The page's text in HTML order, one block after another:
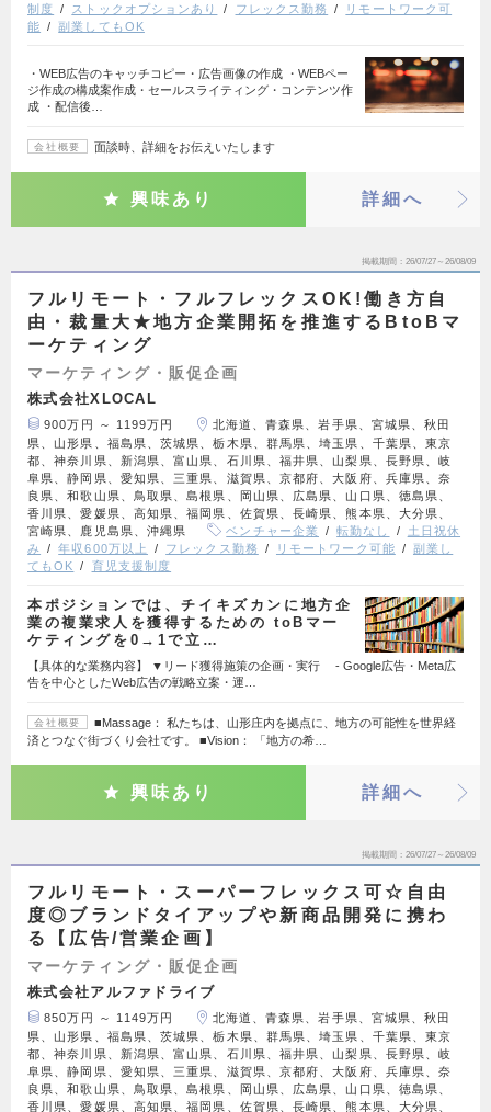
制度
ストックオプションあり フレックス勤務
リモートワーク可
能
副業してもOK
・WEB広告のキャッチコピー・広告画像の作成 ・WEBペー
ジ作成の構成案作成・セールスライティング・コンテンツ作
成 ・配信後…
会社概要 面談時、詳細をお伝えいたします
興味あり 詳細へ
掲載期間 26/07/27～26/08/09
フルリモート・フルフレックスOK!働き方自
由・裁量大★地方企業開拓を推進するBtoBマ
ーケティング
マーケティング・販促企画
株式会社XLOCAL
900万円 ～ 1199万円
北海道、青森県、岩手県、宮城県、秋田
県、山形県、福島県、茨城県、栃木県、群馬県、埼玉県、千葉県、東京
都、神奈川県、新潟県、富山県、石川県、福井県、山梨県、長野県、岐
阜県、静岡県、愛知県、三重県、滋賀県、京都府、大阪府、兵庫県、奈
良県、和歌山県、鳥取県、島根県、岡山県、広島県、山口県、徳島県、
香川県、愛媛県、高知県、福岡県、佐賀県、長崎県、熊本県、大分県、
宮崎県、鹿児島県、沖縄県
ベンチャー企業 転勤なし
土日祝休
み
年収600万以上 フレックス勤務 リモートワーク可能
副業し
てもOK
育児支援制度
本ポジションでは、チイキズカンに地方企
業の複業求人を獲得するための toBマー
ケティングを0→1で立…
【具体的な業務内容】 ▼リード獲得施策の企画・実行 - Google広告・Meta広
告を中心としたWeb広告の戦略立案・運…
会社概要
■Massage： 私たちは、山形庄内を拠点に、地方の可能性を世界経
済とつなぐ街づくり会社です。 ■Vision： 「地方の希…
興味あり 詳細へ
掲載期間 26/07/27～26/08/09
フルリモート・スーパーフレックス可☆自由
度◎ブランドタイアップや新商品開発に携わ
る【広告/営業企画】
マーケティング・販促企画
株式会社アルファドライブ
850万円 ～ 1149万円
北海道、青森県、岩手県、宮城県、秋田
県、山形県、福島県、茨城県、栃木県、群馬県、埼玉県、千葉県、東京
都、神奈川県、新潟県、富山県、石川県、福井県、山梨県、長野県、岐
阜県、静岡県、愛知県、三重県、滋賀県、京都府、大阪府、兵庫県、奈
良県、和歌山県、鳥取県、島根県、岡山県、広島県、山口県、徳島県、
香川県、愛媛県、高知県、福岡県、佐賀県、長崎県、熊本県、大分県、